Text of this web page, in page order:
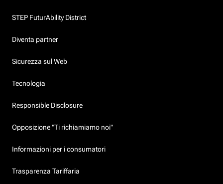
STEP FuturAbility District
Diventa partner
Sicurezza sul Web
Tecnologia
Responsible Disclosure
Opposizione "Ti richiamiamo noi"
Informazioni per i consumatori
Trasparenza Tariffaria